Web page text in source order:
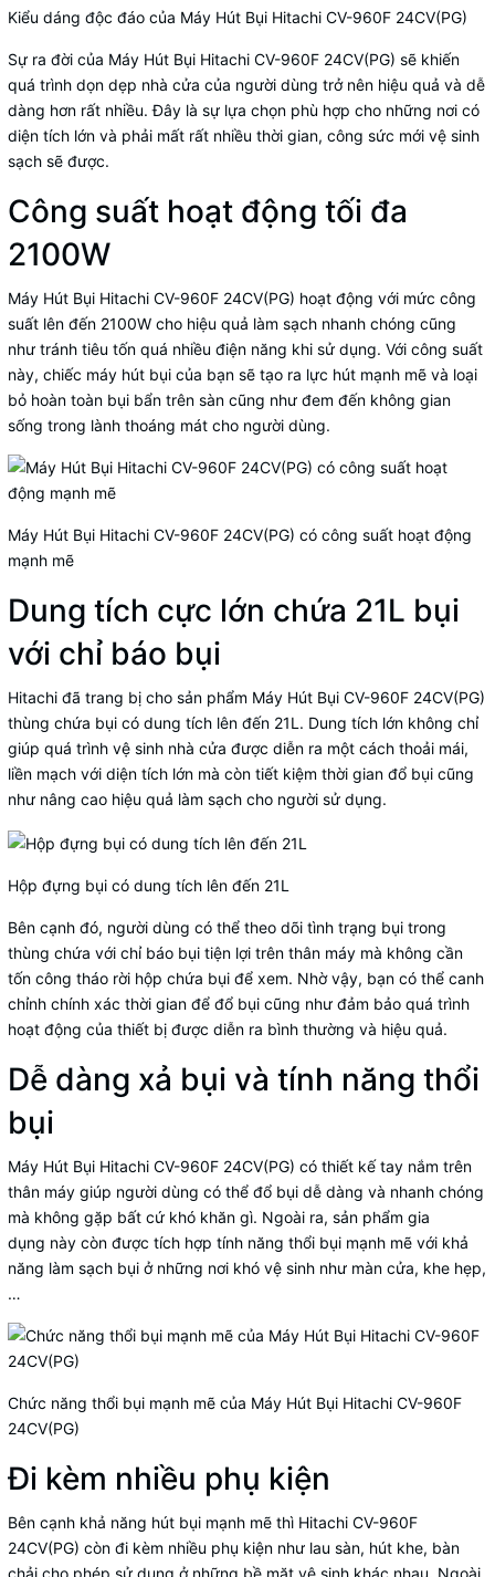
Kiểu dáng độc đáo của Máy Hút Bụi Hitachi CV-960F 24CV(PG)
Sự ra đời của Máy Hút Bụi Hitachi CV-960F 24CV(PG) sẽ khiến
quá trình dọn dẹp nhà cửa của người dùng trở nên hiệu quả và dễ
dàng hơn rất nhiều. Đây là sự lựa chọn phù hợp cho những nơi có
diện tích lớn và phải mất rất nhiều thời gian, công sức mới vệ sinh
sạch sẽ được.
Công suất hoạt động tối đa
2100W
Máy Hút Bụi Hitachi CV-960F 24CV(PG) hoạt động với mức công
suất lên đến 2100W cho hiệu quả làm sạch nhanh chóng cũng
như tránh tiêu tốn quá nhiều điện năng khi sử dụng. Với công suất
này, chiếc máy hút bụi của bạn sẽ tạo ra lực hút mạnh mẽ và loại
bỏ hoàn toàn bụi bẩn trên sàn cũng như đem đến không gian
sống trong lành thoáng mát cho người dùng.
Máy Hút Bụi Hitachi CV-960F 24CV(PG) có công suất hoạt động
mạnh mẽ
Dung tích cực lớn chứa 21L bụi
với chỉ báo bụi
Hitachi đã trang bị cho sản phẩm Máy Hút Bụi CV-960F 24CV(PG)
thùng chứa bụi có dung tích lên đến 21L. Dung tích lớn không chỉ
giúp quá trình vệ sinh nhà cửa được diễn ra một cách thoải mái,
liền mạch với diện tích lớn mà còn tiết kiệm thời gian đổ bụi cũng
như nâng cao hiệu quả làm sạch cho người sử dụng.
Hộp đựng bụi có dung tích lên đến 21L
Bên cạnh đó, người dùng có thể theo dõi tình trạng bụi trong
thùng chứa với chỉ báo bụi tiện lợi trên thân máy mà không cần
tốn công tháo rời hộp chứa bụi để xem. Nhờ vậy, bạn có thể canh
chỉnh chính xác thời gian để đổ bụi cũng như đảm bảo quá trình
hoạt động của thiết bị được diễn ra bình thường và hiệu quả.
Dễ dàng xả bụi và tính năng thổi
bụi
Máy Hút Bụi Hitachi CV-960F 24CV(PG) có thiết kế tay nắm trên
thân máy giúp người dùng có thể đổ bụi dễ dàng và nhanh chóng
mà không gặp bất cứ khó khăn gì. Ngoài ra, sản phẩm gia
dụng này còn được tích hợp tính năng thổi bụi mạnh mẽ với khả
năng làm sạch bụi ở những nơi khó vệ sinh như màn cửa, khe hẹp,
…
Chức năng thổi bụi mạnh mẽ của Máy Hút Bụi Hitachi CV-960F
24CV(PG)
Đi kèm nhiều phụ kiện
Bên cạnh khả năng hút bụi mạnh mẽ thì Hitachi CV-960F
24CV(PG) còn đi kèm nhiều phụ kiện như lau sàn, hút khe, bàn
chải cho phép sử dụng ở những bề mặt vệ sinh khác nhau. Ngoài